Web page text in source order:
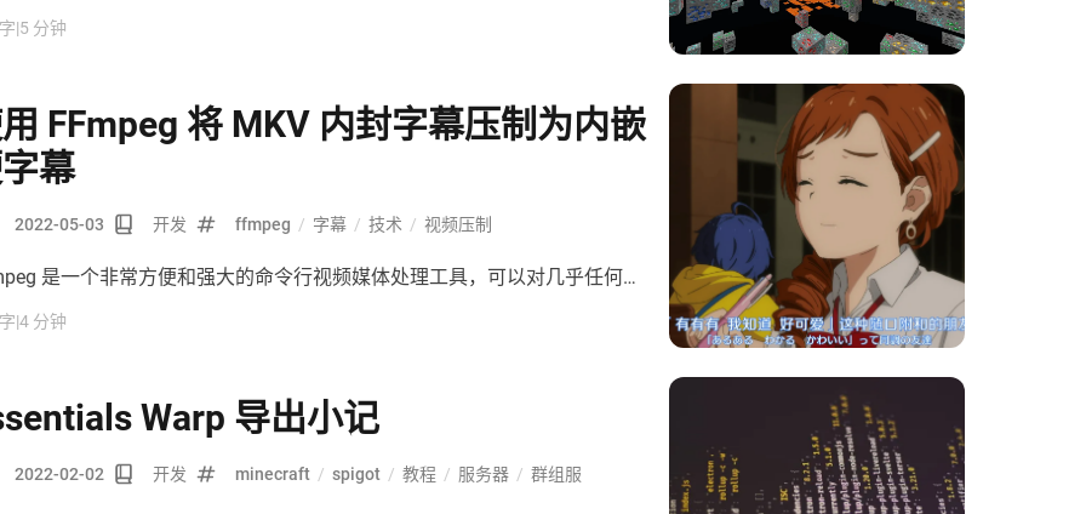
|5 分钟
FFmpeg 将 MKV 内封字幕压制为内嵌
幕
2022-05-03 开发 ffmpeg / 字幕 / 技术 / 视频压制
是一个非常方便和强大的命令行视频媒体处理工具，可以对几乎任何
、SRT 等字幕封装进 .mkv 的单个文件。
|4 分钟
Warp 导出小记
2022-02-02 开发 minecraft / spigot / 教程 / 服务器 / 群组服